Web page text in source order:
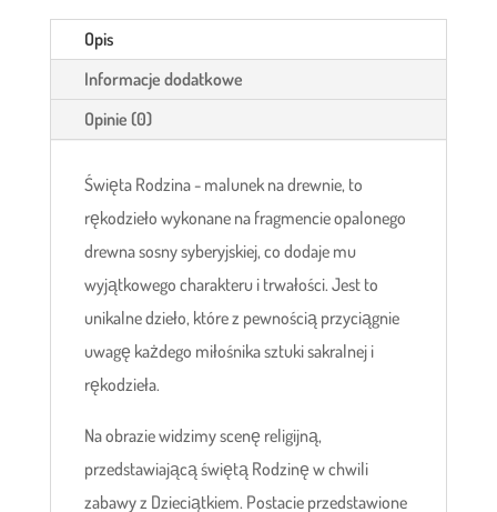
Opis
Informacje dodatkowe
Opinie (0)
Święta Rodzina - malunek na drewnie, to
rękodzieło wykonane na fragmencie opalonego
drewna sosny syberyjskiej, co dodaje mu
wyjątkowego charakteru i trwałości. Jest to
unikalne dzieło, które z pewnością przyciągnie
uwagę każdego miłośnika sztuki sakralnej i
rękodzieła.
Na obrazie widzimy scenę religijną,
przedstawiającą świętą Rodzinę w chwili
zabawy z Dzieciątkiem. Postacie przedstawione